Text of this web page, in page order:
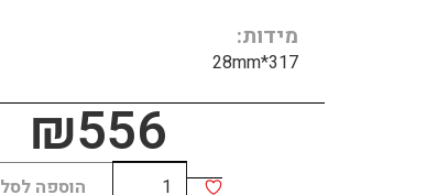
מידות
317*28mm
₪556
כמות
הוספה לסל